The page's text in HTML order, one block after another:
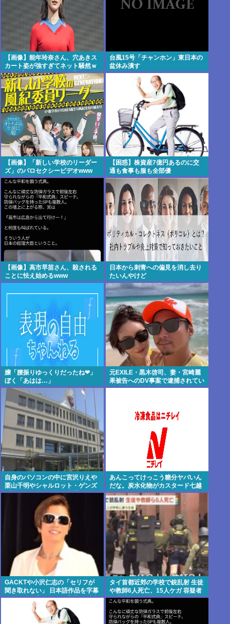
【画像】能年玲奈さん、穴あきス
カート姿が強すぎてネット騒然ｗ
ｗｗ 【Pickup07092033】
台風15号「チャンホン」東日本の
盆休み潰す
【画像】「新しい学校のリーダー
ズ」のパロセクシービデオwww
【困惑】株資産7億円あるのに交
通も食事も服も全部優
待・・・・・・・・・
【画像】高市早苗さん、殺される
ことに怯え始めるwww
日本から刺青への偏見を消し去り
たいんやけど
嬢「腰振りゆっくりだったね❤」
ぼく「あはは…」
元EXILE・黒木啓司、妻・宮崎麗
果被告へのDV事案で逮捕されてい
た 宮崎は全身打撲、頭部裂傷及び
自身のパソコンの中に宮沢りえや
栗山千明やシャルロット・ゲンズ
ブールを保存した男を逮捕
あんこってけっこう糖分ヤバいん
だな。炭水化物がカスタード七越
の1.8倍くらいあったぞ。
GACKTや小沢仁志の「セリフが
聞き取れない」 日本語作品を字幕
で見る人が増えている背景… 聴力
低下が原因ではない？
タイ首都近郊の学校で銃乱射 生徒
や教師6人死亡、15人ケガ 容疑者
は生徒…犯行後に自殺